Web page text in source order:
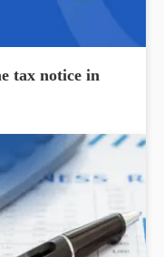
tax notice in